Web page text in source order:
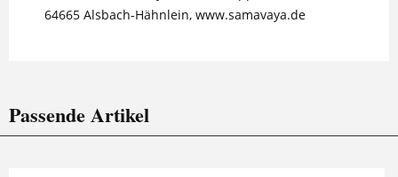
64665 Alsbach-Hähnlein, www.samavaya.de
Passende Artikel